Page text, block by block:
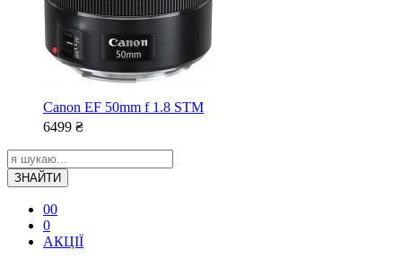
Canon EF 50mm f 1.8 STM
6499 ₴
ЗНАЙТИ
00
0
АКЦІЇ